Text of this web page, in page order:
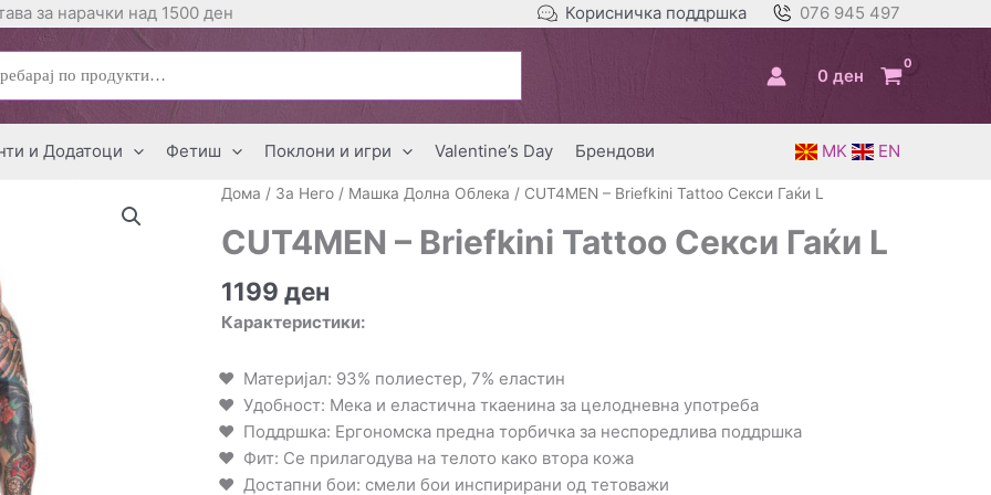
за нарачки над 1500 ден Корисничка поддршка 076 945 497
0 ден
и Додатоци Фетиш Поклони и игри Valentine’s Day Брендови MK EN
Дома / За Него / Машка Долна Облека / CUT4MEN – Briefkini Tattoo Секси Гаќи L
CUT4MEN – Briefkini Tattoo Секси Гаќи L
1199 ден
Карактеристики:
Материјал: 93% полиестер, 7% еластин
Удобност: Мека и еластична ткаенина за целодневна употреба
Поддршка: Ергономска предна торбичка за неспоредлива поддршка
Фит: Се прилагодува на телото како втора кожа
Достапни бои: смели бои инспирирани од тетоважи